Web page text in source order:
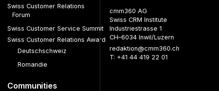
Swiss Customer Relations
Forum
Swiss Customer Service Summit
Swiss Customer Relations Award
Deutschschweiz
Romandie
Communities
cmm360 AG
Swiss CRM Institute
Industriestrasse 1
CH–6034 Inwil/Luzern
redaktion@cmm360.ch
T: +41 44 419 22 01